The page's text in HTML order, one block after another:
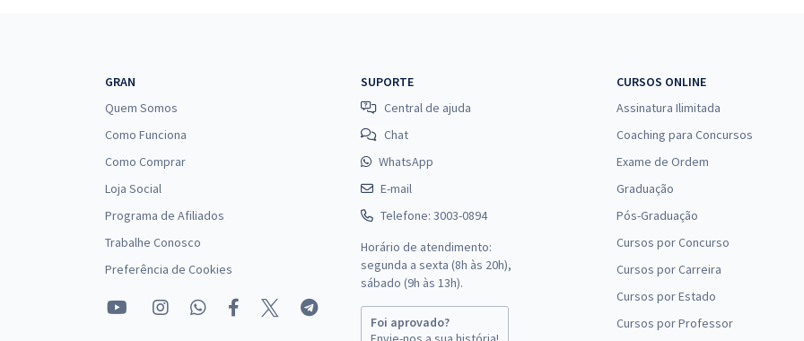
GRAN
Quem Somos
Como Funciona
Como Comprar
Loja Social
Programa de Afiliados
Trabalhe Conosco
Preferência de Cookies
SUPORTE
Central de ajuda
Chat
WhatsApp
E-mail
Telefone: 3003-0894
Horário de atendimento:
segunda a sexta (8h às 20h),
sábado (9h às 13h).
Foi aprovado?
CURSOS ONLINE
Assinatura Ilimitada
Coaching para Concursos
Exame de Ordem
Graduação
Pós-Graduação
Cursos por Concurso
Cursos por Carreira
Cursos por Estado
Cursos por Professor